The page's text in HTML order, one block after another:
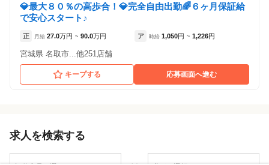
💎最大８０％の高歩合！💎完全自由出勤🌈６ヶ月保証給
で安心スタート♪
正 月給 27.0万円 ~ 90.0万円 ア 時給 1,050円 ~ 1,226円
宮城県 名取市...他251店舗
キープする 応募画面へ進む
求人を検索する